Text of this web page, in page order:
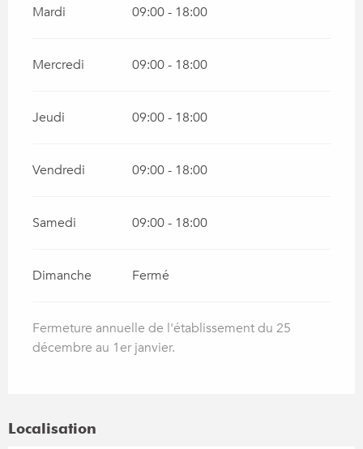
Mardi 09:00 - 18:00
Mercredi 09:00 - 18:00
Jeudi 09:00 - 18:00
Vendredi 09:00 - 18:00
Samedi 09:00 - 18:00
Dimanche Fermé
Fermeture annuelle de l'établissement du 25
décembre au 1er janvier.
Localisation